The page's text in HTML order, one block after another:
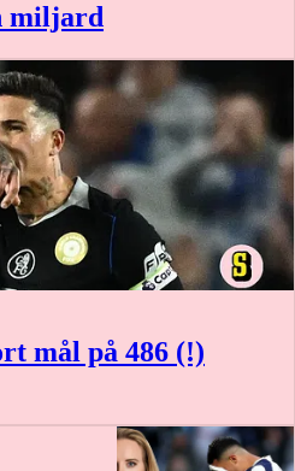
miljard
mål på 486 (!)